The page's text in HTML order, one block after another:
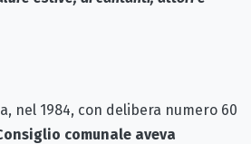
nel 1984, con delibera numero 60
comunale aveva